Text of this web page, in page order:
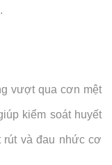
vượt qua cơn mệt
kiểm soát huyết
rút và đau nhức cơ